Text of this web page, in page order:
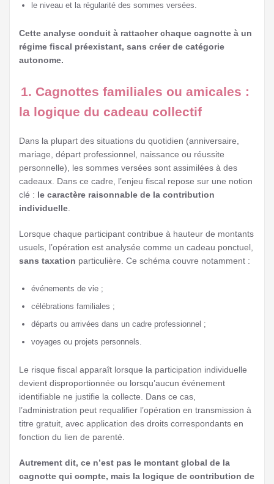
le niveau et la régularité des sommes versées.
Cette analyse conduit à rattacher chaque cagnotte à un
régime fiscal préexistant, sans créer de catégorie
autonome.
1. Cagnottes familiales ou amicales :
la logique du cadeau collectif
Dans la plupart des situations du quotidien (anniversaire,
mariage, départ professionnel, naissance ou réussite
personnelle), les sommes versées sont assimilées à des
cadeaux. Dans ce cadre, l’enjeu fiscal repose sur une notion
clé : le caractère raisonnable de la contribution
individuelle
Lorsque chaque participant contribue à hauteur de montants
usuels, l’opération est analysée comme un cadeau ponctuel,
sans taxation particulière. Ce schéma couvre notamment :
événements de vie ;
célébrations familiales ;
départs ou arrivées dans un cadre professionnel ;
voyages ou projets personnels.
Le risque fiscal apparaît lorsque la participation individuelle
devient disproportionnée ou lorsqu’aucun événement
identifiable ne justifie la collecte. Dans ce cas,
l’administration peut requalifier l’opération en transmission à
titre gratuit, avec application des droits correspondants en
fonction du lien de parenté.
Autrement dit, ce n’est pas le montant global de la
cagnotte qui compte, mais la logique de contribution de